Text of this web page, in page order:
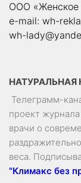
ООО «Женское
e-mail: wh-
wh-
НАТУРАЛЬНАЯ
Телеграмм-
проект журнала
врачи о
веса.
"Климакс без